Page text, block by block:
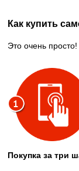
Как купить
Это очень
Покупка за три